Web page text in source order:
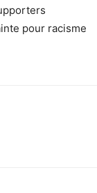
pour racisme